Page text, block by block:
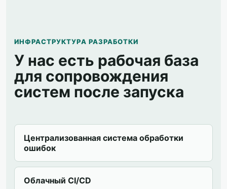
ИНФРАСТРУКТУРА РАЗРАБОТКИ
У нас есть рабочая база
для сопровождения
систем после запуска
Централизованная система обработки
ошибок
Облачный CI/CD